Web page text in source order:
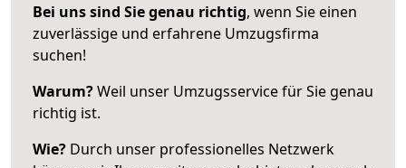
Bei uns sind Sie genau richtig, wenn Sie einen
zuverlässige und erfahrene Umzugsfirma
suchen!
Warum?Weil unser Umzugsservice für Sie genau
richtig ist.
Wie? Durch unser professionelles Netzwerk